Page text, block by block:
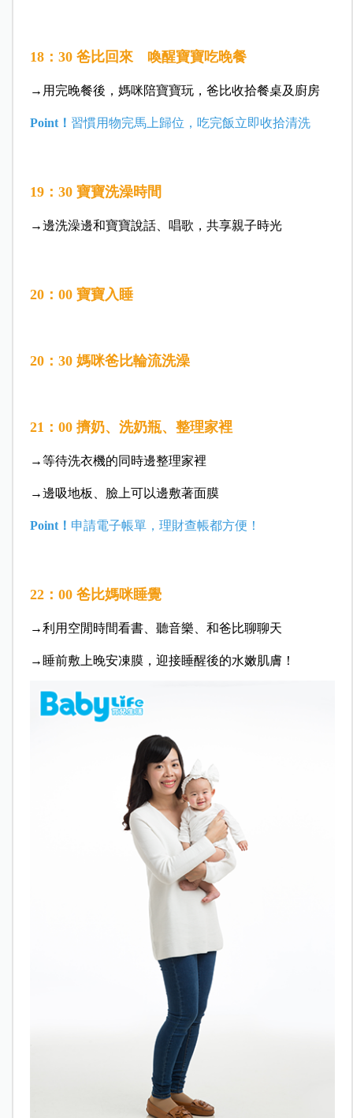
18：30 爸比回來 喚醒寶寶吃晚餐
→用完晚餐後，媽咪陪寶寶玩，爸比收拾餐桌及廚房
Point！ 習慣用物完馬上歸位，吃完飯立即收拾清洗
19：30 寶寶洗澡時間
→邊洗澡邊和寶寶說話、唱歌，共享親子時光
20：00 寶寶入睡
20：30 媽咪爸比輪流洗澡
21：00 擠奶、洗奶瓶、整理家裡
→等待洗衣機的同時邊整理家裡
→邊吸地板、臉上可以邊敷著面膜
Point！ 申請電子帳單，理財查帳都方便！
22：00 爸比媽咪睡覺
→利用空閒時間看書、聽音樂、和爸比聊聊天
→睡前敷上晚安凍膜，迎接睡醒後的水嫩肌膚！